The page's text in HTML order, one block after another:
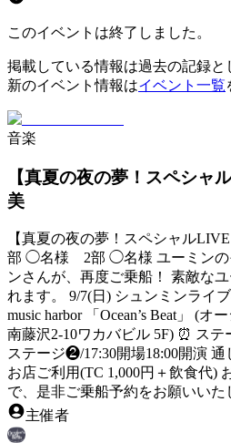
このイベントは終了しました。
掲載している情報は過去の記録
新のイベント情報はイベント一覧
音楽
【真夏の夜の夢！スペシャ
美
【真夏の夜の夢！スペシャル
部 ◯名様 2部 ◯名様 ユーミンの
ンさんが、再度ご乗船！ 素敵な
れます。 9/7(日) シュンミンライブ
music harbor 「Ocean’s Beat」 (オ
南藤沢2-10ワカバビル 5F) ⏰ ス
ステージ❷/17:30開場18:00開演
お店ご利用(TC 1,000円＋飲食代)
で、是非ご乗船予約をお願いいた
主催者